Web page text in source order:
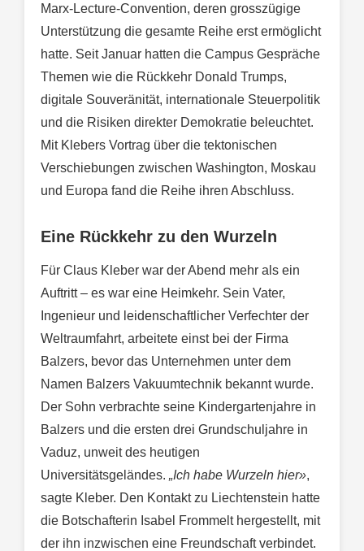
Marx-Lecture-Convention, deren grosszügige
Unterstützung die gesamte Reihe erst ermöglicht
hatte. Seit Januar hatten die Campus Gespräche
Themen wie die Rückkehr Donald Trumps,
digitale Souveränität, internationale Steuerpolitik
und die Risiken direkter Demokratie beleuchtet.
Mit Klebers Vortrag über die tektonischen
Verschiebungen zwischen Washington, Moskau
und Europa fand die Reihe ihren Abschluss.
Eine Rückkehr zu den Wurzeln
Für Claus Kleber war der Abend mehr als ein
Auftritt – es war eine Heimkehr. Sein Vater,
Ingenieur und leidenschaftlicher Verfechter der
Weltraumfahrt, arbeitete einst bei der Firma
Balzers, bevor das Unternehmen unter dem
Namen Balzers Vakuumtechnik bekannt wurde.
Der Sohn verbrachte seine Kindergartenjahre in
Balzers und die ersten drei Grundschuljahre in
Vaduz, unweit des heutigen
Universitätsgeländes. „Ich habe Wurzeln hier»,
sagte Kleber. Den Kontakt zu Liechtenstein hatte
die Botschafterin Isabel Frommelt hergestellt, mit
der ihn inzwischen eine Freundschaft verbindet.